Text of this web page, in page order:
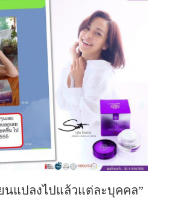
นแปลงไปแล้วแต่ละบุคคล”